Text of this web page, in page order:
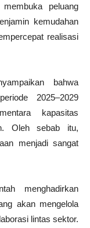
peluang
kemudahan
realisasi
bahwa
2025–2029
kapasitas
Oleh sebab itu,
menjadi sangat
menghadirkan
akan mengelola
lintas sektor.